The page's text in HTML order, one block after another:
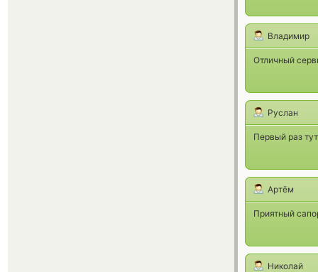
Владимир
Отличный
Руслан
Первый раз
Артём
Приятный
Николай